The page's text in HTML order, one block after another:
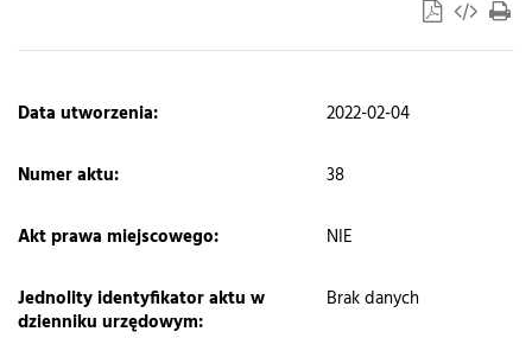
​Data utworzenia: 2022-02-04
Numer aktu: 38
Akt prawa miejscowego: NIE
Jednolity identyfikator aktu w
dzienniku urzędowym:
Brak danych